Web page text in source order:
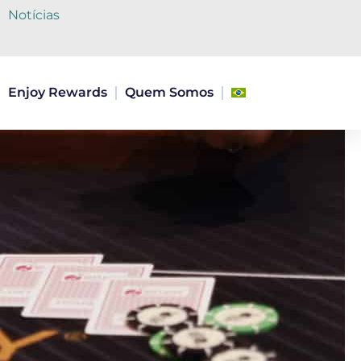
Notícias
Enjoy Rewards Quem Somos